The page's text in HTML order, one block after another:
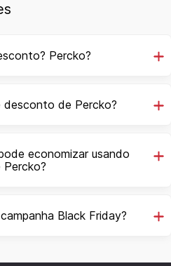
Percko?
desconto de Percko?
economizar usando
Black Friday?